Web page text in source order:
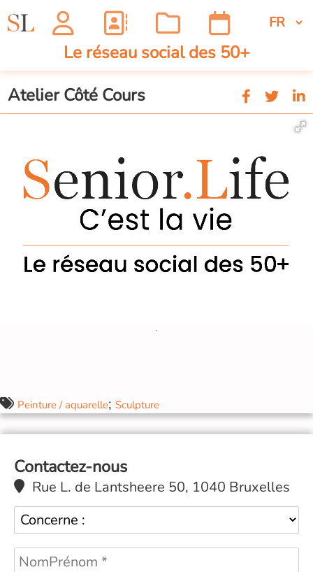
Le réseau social des 50+
Atelier Côté Cours
Peinture / aquarelle; Sculpture
Contactez-nous
Rue L. de Lantsheere 50, 1040 Bruxelles